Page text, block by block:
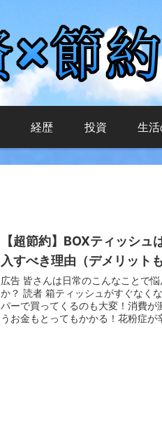
経歴 投資 生
【超節約】BOXティッシュ
入すべき理由（デメリットも
広告 皆さんは日常のこんなことで
か？ 読者 箱ティッシュがすぐなく
パーで買ってくるのも大変！消費が
うお金もとってもかかる！花粉症が